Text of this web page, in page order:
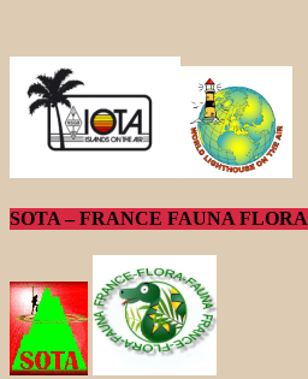
SOTA – FRANCE FAUNA FLORA